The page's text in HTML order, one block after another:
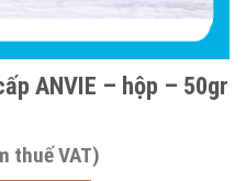
ANVIE – hộp – 50gr
thuế VAT)